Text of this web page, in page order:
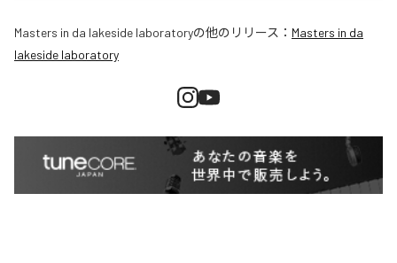
Masters in da lakeside laboratoryの他のリリース： Masters in da
lakeside laboratory